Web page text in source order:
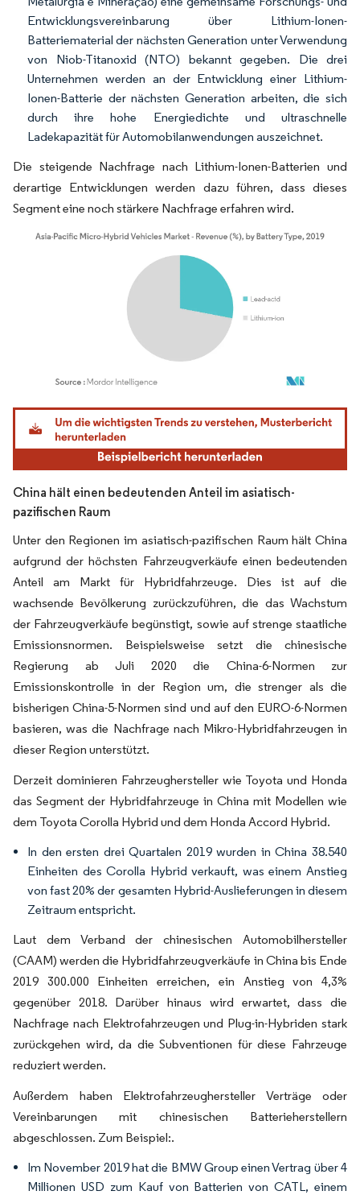
Entwicklungsvereinbarung über Lithium-Ionen-
Batteriematerial der nächsten Generation unter Verwendung
von Niob-Titanoxid (NTO) bekannt gegeben. Die drei
Unternehmen werden an der Entwicklung einer Lithium-
Ionen-Batterie der nächsten Generation arbeiten, die sich
durch ihre hohe Energiedichte und ultraschnelle
Ladekapazität für Automobilanwendungen auszeichnet.
Die steigende Nachfrage nach Lithium-Ionen-Batterien und
derartige Entwicklungen werden dazu führen, dass dieses
Segment eine noch stärkere Nachfrage erfahren wird.
Bild © Mordor Intelligence. Wiederverwendung erfordert Namensnennung gemäß
China hält einen bedeutenden Anteil im asiatisch-
pazifischen Raum
Unter den Regionen im asiatisch-pazifischen Raum hält China
aufgrund der höchsten Fahrzeugverkäufe einen bedeutenden
Anteil am Markt für Hybridfahrzeuge. Dies ist auf die
wachsende Bevölkerung zurückzuführen, die das Wachstum
der Fahrzeugverkäufe begünstigt, sowie auf strenge staatliche
Emissionsnormen. Beispielsweise setzt die chinesische
Regierung ab Juli 2020 die China-6-Normen zur
Emissionskontrolle in der Region um, die strenger als die
bisherigen China-5-Normen sind und auf den EURO-6-Normen
basieren, was die Nachfrage nach Mikro-Hybridfahrzeugen in
dieser Region unterstützt.
Derzeit dominieren Fahrzeughersteller wie Toyota und Honda
das Segment der Hybridfahrzeuge in China mit Modellen wie
dem Toyota Corolla Hybrid und dem Honda Accord Hybrid.
In den ersten drei Quartalen 2019 wurden in China 38.540
Einheiten des Corolla Hybrid verkauft, was einem Anstieg
von fast 20% der gesamten Hybrid-Auslieferungen in diesem
Zeitraum entspricht.
Laut dem Verband der chinesischen Automobilhersteller
(CAAM) werden die Hybridfahrzeugverkäufe in China bis Ende
2019 300.000 Einheiten erreichen, ein Anstieg von 4,3%
gegenüber 2018. Darüber hinaus wird erwartet, dass die
Nachfrage nach Elektrofahrzeugen und Plug-in-Hybriden stark
zurückgehen wird, da die Subventionen für diese Fahrzeuge
reduziert werden.
Außerdem haben Elektrofahrzeughersteller Verträge oder
Vereinbarungen mit chinesischen Batterieherstellern
abgeschlossen. Zum Beispiel:.
Im November 2019 hat die BMW Group einen Vertrag über 4
Millionen USD zum Kauf von Batterien von CATL, einem